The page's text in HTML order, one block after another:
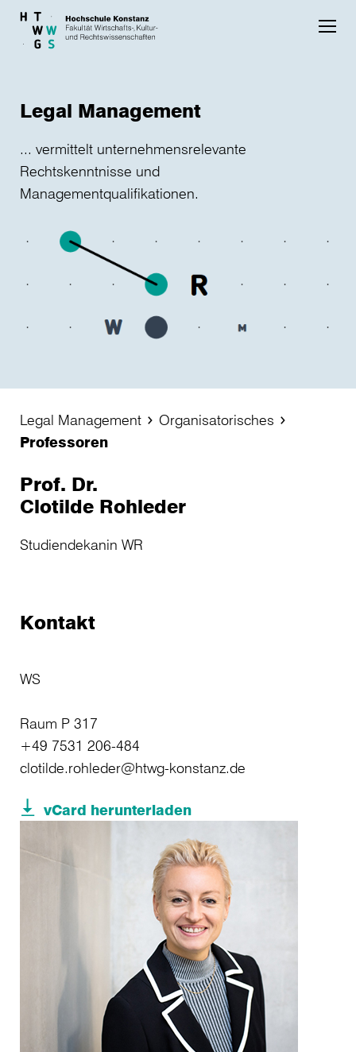
Skip to main content
Legal Management
... vermittelt unternehmensrelevante
Rechtskenntnisse und
Managementqualifikationen.
Legal Management
Organisatorisches
Professoren
Prof. Dr.
Clotilde Rohleder
Studiendekanin WR
Kontakt
WS
Raum P 317
+49 7531 206-484
clotilde.rohleder@htwg-konstanz.de
vCard herunterladen